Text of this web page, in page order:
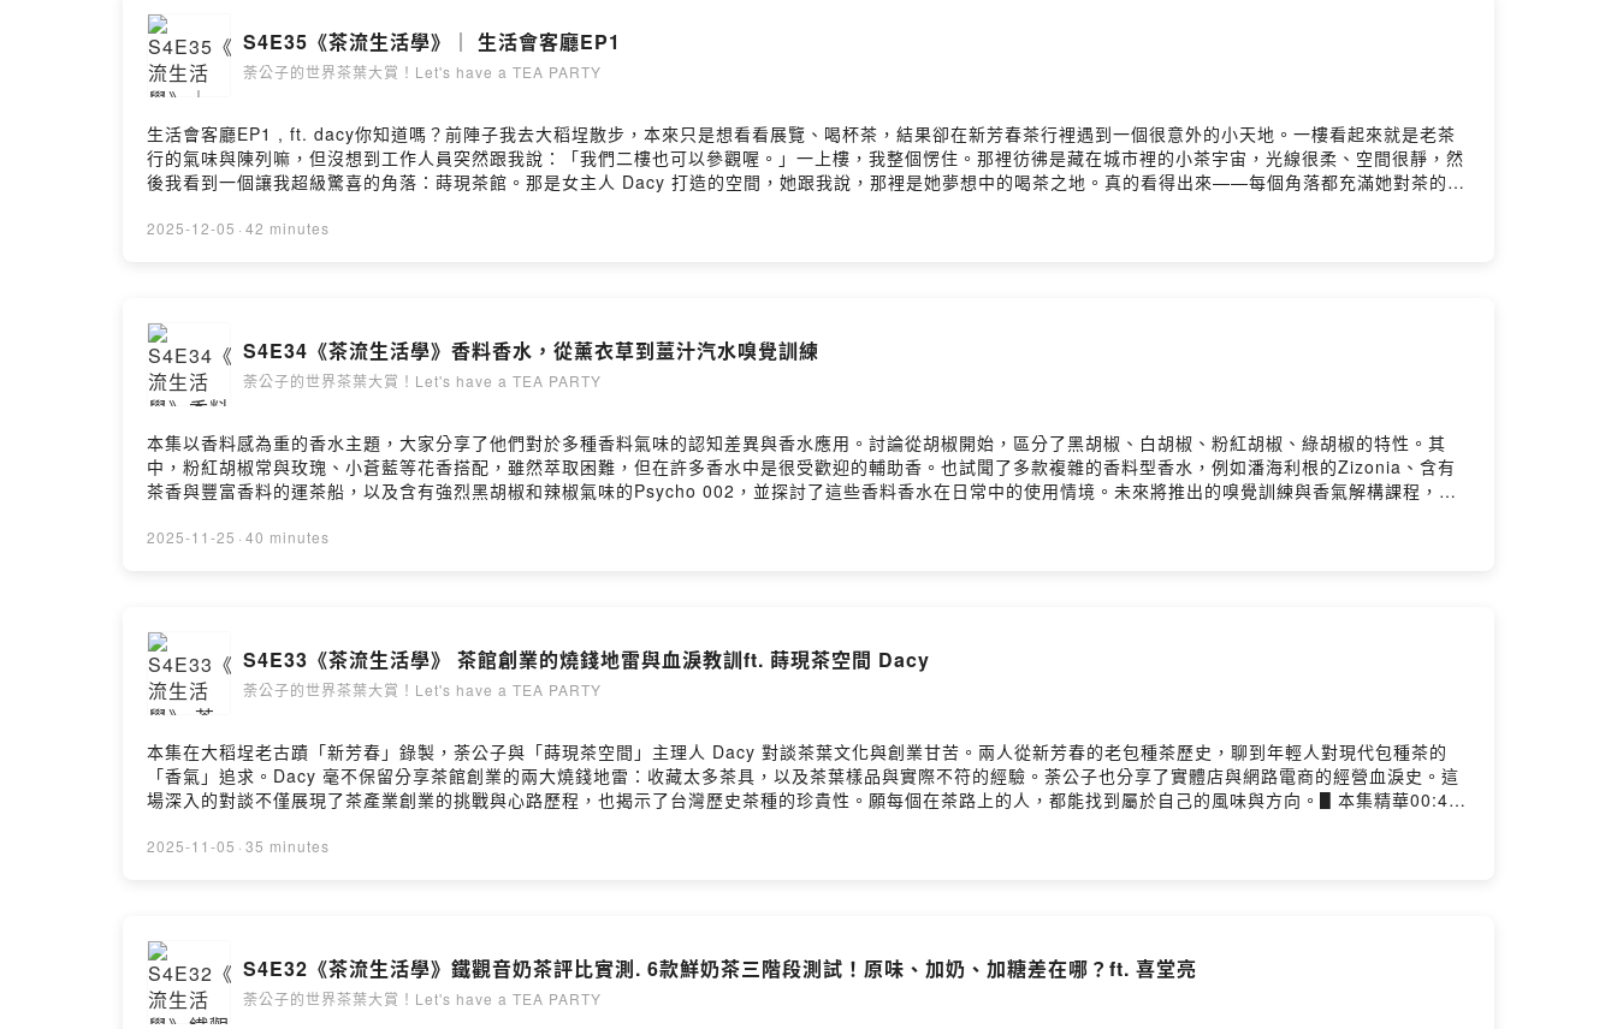
整合工作室 https://share.google/E9tNIw4vK7a9GDxT5#燃燒 #薩滿 #心靈 #芳香 #療癒 #嗅覺訓練 #風味＿＿＿＿＿＿＿＿＿＿＿＿＿＿＿＿＿＿＿＿＿＿▋成為
Youtube專屬會員 喜歡我們的影片，願意小額資助我們持續創作的 歡迎加入我們，並享有會員專屬福利
https://www.youtube.com/channel/UCqj79LoyPRC2skxoQl1BVAw/join▋訂閱荼公子Youtube頻道 https://www.youtube.com/@hanyi2016tea/featured▋合作
邀約 hanyi2016tea@gmail.com▋其他平台荼公子Facebook：https://www.facebook.com/HANYI2016TEA荼公子Instagram：
https://lihi1.com/GHnv1荼公子 Han-Yi 韓奕LINE官方帳號（課程及優惠）：https://lin.ee/2wovfGM＿＿＿＿＿＿＿＿＿＿＿＿＿＿＿＿＿＿＿＿＿＿▋本節目由
「丹非映像制作」製作 提供 Video Podcast / 影音拍攝剪輯服務 ・累積 100+ 小時剪輯經驗 ・製作 200+ 支活動/訪談短影音
https://www.instagram.com/dane.videomaker/加入會員，支持節目： https://chachadu.firstory.io/join留言告訴我你對這一集的想法：Powered by Firstory
S4E35《茶流生活學》｜ 生活會客廳EP1
荼公子的世界茶葉大賞！Let's have a TEA PARTY
生活會客廳EP1 , ft. dacy你知道嗎？前陣子我去大稻埕散步，本來只是想看看展覽、喝杯茶，結果卻在新芳春茶行裡遇到一個很意外的小天地。一樓看起來就是老茶
行的氣味與陳列嘛，但沒想到工作人員突然跟我說：「我們二樓也可以參觀喔。」一上樓，我整個愣住。那裡彷彿是藏在城市裡的小茶宇宙，光線很柔、空間很靜，然
後我看到一個讓我超級驚喜的角落：蒔現茶館。那是女主人 Dacy 打造的空間，她跟我說，那裡是她夢想中的喝茶之地。真的看得出來——每個角落都充滿她對茶的
種被時間磨過的器物觸感嗎？手一握上去，會覺得：「欸，這好像有故事。」我原本只是路過，結果最後竟然在那邊挑了好幾件茶器。想說，數十年的器物、孤品、老
等甜湯茶，以及臺灣比賽級鐵觀音和普洱茶。3、韓國產的綠茶，嫩芽等級喝起來類似煎茶、普洱生茶與龍井扁茶的混合，成熟葉則與臺灣包種茶相似。4、臺灣山茶的
特色是咖啡因含量較低，適合做成 GABA 茶或黃茶，有助於舒壓和助眠。5、購買標榜動物友善的產品時，消費者應注意企業是否真正投入相關公益行動，而非僅挪用
符號行銷。6、牛奶乳脂量高，適合製作綿密的奶泡，尤其推薦用於咖啡拉花和抹茶漸層。7、紅烏龍茶焙火較重時，需存放三個月至半年退火，風味才會更佳，呈現熱
帶水果如鳳梨、百香果的香氣。8、鐵觀音購買的茶葉，建議存放半年後再飲用，可避免過重的火味。-----▋來賓Dacyhttps://www.instagram.com/shi_xian_tea/▋
業經驗 #台灣茶＿＿＿＿＿＿＿＿＿＿＿＿＿＿＿＿＿＿＿＿＿＿▋成為Youtube專屬會員喜歡我們的影片，願意小額資助我們持續創作的歡迎加入我們，並享有會員
專屬福利https://www.youtube.com/channel/UCqj79LoyPRC2skxoQl1BVAw/join▋訂閱荼公子Youtube頻道
https://www.youtube.com/@hanyi2016tea/featured▋合作邀約hanyi2016tea@gmail.com▋其他平台荼公子Facebook：
https://www.hanyitea.tw/product-all/奶茶控LINE交流群：https://lihi1.com/GHnv1荼公子 Han-Yi 韓奕LINE官方帳號（課程及優惠）：https://lin.ee/2wovfGM＿
by Firstory Hosting
2025-12-05 · 42 minutes
S4E34《茶流生活學》香料香水，從薰衣草到薑汁汽水嗅覺訓練
荼公子的世界茶葉大賞！Let's have a TEA PARTY
本集以香料感為重的香水主題，大家分享了他們對於多種香料氣味的認知差異與香水應用。討論從胡椒開始，區分了黑胡椒、白胡椒、粉紅胡椒、綠胡椒的特性。其
中，粉紅胡椒常與玫瑰、小蒼藍等花香搭配，雖然萃取困難，但在許多香水中是很受歡迎的輔助香。也試聞了多款複雜的香料型香水，例如潘海利根的Zizonia、含有
茶香與豐富香料的運茶船，以及含有強烈黑胡椒和辣椒氣味的Psycho 002，並探討了這些香料香水在日常中的使用情境。未來將推出的嗅覺訓練與香氣解構課程，協
內容包含嗅覺訓練、嗅覺校正與香氣語彙的建構，適合茶、咖啡、調酒等風味產業、香水品牌與銷售人員、品牌創意工作者，以及所有喜愛香氣、想更精準理解與表達
Breeza合作－Ormonde Jayne 茶路、DanLo 等路39:41 香料鍋煮奶茶配方#嗅覺訓練 #香氣 #香水 #聯覺 #氣味解構＿＿＿＿＿＿＿＿＿＿＿＿＿＿＿＿＿＿＿＿＿
＿▋成為Youtube專屬會員喜歡我們的影片，願意小額資助我們持續創作的歡迎加入我們，並享有會員專屬福利
https://www.youtube.com/channel/UCqj79LoyPRC2skxoQl1BVAw/join▋訂閱荼公子Youtube頻道https://www.youtube.com/@hanyi2016tea/featured▋合作邀
約hanyi2016tea@gmail.com▋其他平台荼公子Facebook：https://www.facebook.com/HANYI2016TEA荼公子Instagram：https://instagram.com/cha.cha.du?
（課程及優惠）：https://lin.ee/2wovfGM＿＿＿＿＿＿＿＿＿＿＿＿＿＿＿＿＿＿＿＿＿＿▋本節目由「丹非映像制作」製作提供 Video Podcast / 影音拍攝剪輯服
務・累積 100+ 小時剪輯經驗・製作 200+ 支活動/訪談短影音https://www.instagram.com/dane.videomaker/加入會員，支持節目：
https://chachadu.firstory.io/join留言告訴我你對這一集的想法： https://open.firstory.me/user/ckqw5eak2g4820939s2ieb4wv/commentsPowered by Firstory
2025-11-25 · 40 minutes
S4E33《茶流生活學》 茶館創業的燒錢地雷與血淚教訓ft. 蒔現茶空間 Dacy
荼公子的世界茶葉大賞！Let's have a TEA PARTY
本集在大稻埕老古蹟「新芳春」錄製，荼公子與「蒔現茶空間」主理人 Dacy 對談茶葉文化與創業甘苦。兩人從新芳春的老包種茶歷史，聊到年輕人對現代包種茶的
「香氣」追求。Dacy 毫不保留分享茶館創業的兩大燒錢地雷：收藏太多茶具，以及茶葉樣品與實際不符的經驗。荼公子也分享了實體店與網路電商的經營血淚史。這
場深入的對談不僅展現了茶產業創業的挑戰與心路歷程，也揭示了台灣歷史茶種的珍貴性。願每個在茶路上的人，都能找到屬於自己的風味與方向。▋本集精華00:44
感」10:48 實體茶館經營的挑戰17:30 創業初衷：文化傳承與資訊透明化20:42 瀕臨滅絕的「臺灣味」：黃柑種24:09 坑不是坑，是養分27:46 最 Chill 的泡茶時光
https://www.youtube.com/channel/UCqj79LoyPRC2skxoQl1BVAw/join▋訂閱荼公子Youtube頻道https://www.youtube.com/@hanyi2016tea/featured▋合作邀
約hanyi2016tea@gmail.com▋其他平台荼公子Facebook：https://www.facebook.com/HANYI2016TEA荼公子Instagram：https://instagram.com/cha.cha.du?
igshid=YmMyMTA2M2Y=荼公子官方網站：https://www.hanyitea.tw/product-all/奶茶控LINE交流群：https://lihi1.com/GHnv1荼公子 Han-Yi 韓奕LINE官方帳號
（課程及優惠）：https://lin.ee/2wovfGM＿＿＿＿＿＿＿＿＿＿＿＿＿＿＿＿＿＿＿＿＿＿▋本節目由「丹非映像制作」製作提供 Video Podcast / 影音拍攝剪輯服
2025-11-05 · 35 minutes
S4E32《茶流生活學》鐵觀音奶茶評比實測. 6款鮮奶茶三階段測試！原味、加奶、加糖差在哪？ft. 喜堂亮
荼公子的世界茶葉大賞！Let's have a TEA PARTY